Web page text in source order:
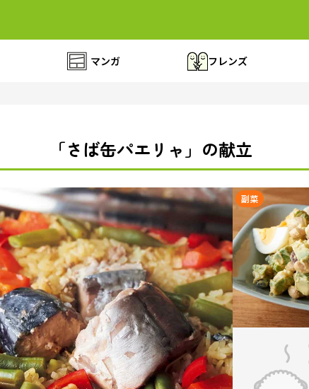
マンガ フレンズ
「さば缶パエリャ」の献立
副菜